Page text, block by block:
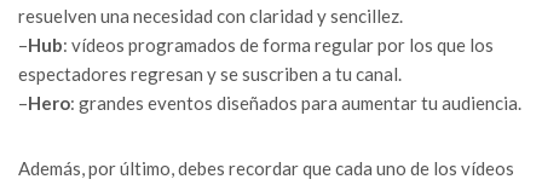
resuelven una necesidad con claridad y sencillez.
–Hub: vídeos programados de forma regular por los que los
espectadores regresan y se suscriben a tu canal.
–Hero: grandes eventos diseñados para aumentar tu audiencia.
Además, por último, debes recordar que cada uno de los vídeos